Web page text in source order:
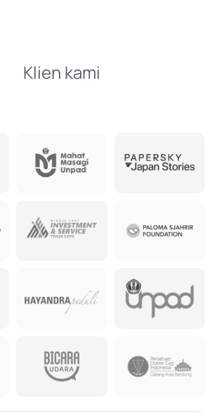
Klien kami